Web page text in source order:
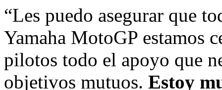
“Les puedo asegurar que
Yamaha MotoGP estamos
pilotos todo el apoyo que
objetivos mutuos. Estoy